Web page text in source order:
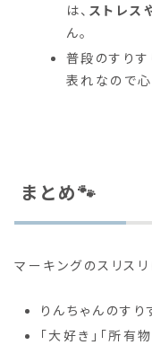
は、 ストレス
ん。
普段のすり
表れなので
まとめ🐾
マーキングのスリス
りんちゃんのすり
「大好き」「所有